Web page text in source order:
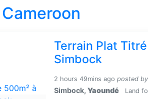
Terrain Plat
Simbock
2 hours 49mins ago posted by
Simbock,Yaoundé Land